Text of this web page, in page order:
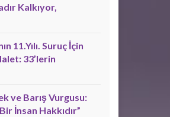
Kalkıyor,
11.Yılı. Suruç İçin
33’lerin
ve Barış Vurgusu:
İnsan Hakkıdır”